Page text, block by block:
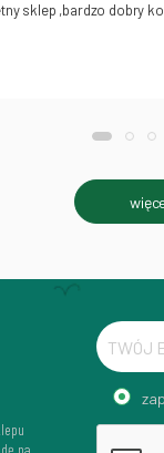
sklep ,bardzo dobry
na